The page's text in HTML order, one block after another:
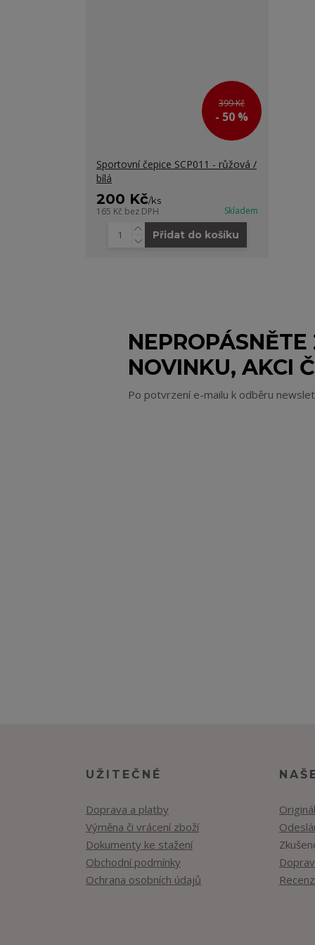
399 Kč
- 50 %
Sportovní čepice SCP011 - růžová /
bílá
200 Kč/ks
165 Kč bez DPH Skladem
Přidat do košíku
NOVINKU, AKCI
Po potvrzení e-mailu k odběru
UŽITEČNÉ
Doprava a platby
Výměna či vrácení zboží
Dokumenty ke stažení
Obchodní podmínky
Ochrana osobních údajů